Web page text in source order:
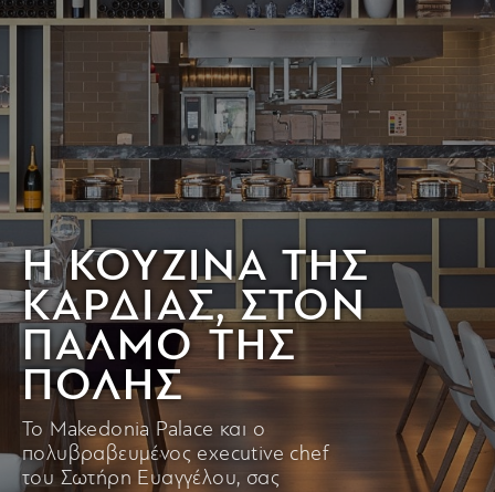
Η ΚΟΥΖΙΝΑ ΤΗΣ
ΚΑΡΔΙΑΣ, ΣΤΟΝ
ΠΑΛΜΟ ΤΗΣ
ΠΟΛΗΣ
Το Makedonia Palace και ο
πολυβραβευμένος executive chef
του Σωτήρη Ευαγγέλου, σας